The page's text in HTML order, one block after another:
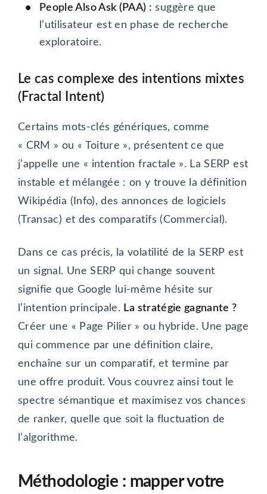
People Also Ask (PAA) : suggère que
l’utilisateur est en phase de recherche
exploratoire.
Le cas complexe des intentions mixtes
(Fractal Intent)
Certains mots-clés génériques, comme
« CRM » ou « Toiture », présentent ce que
j’appelle une « intention fractale ». La SERP est
instable et mélangée : on y trouve la définition
Wikipédia (Info), des annonces de logiciels
(Transac) et des comparatifs (Commercial).
Dans ce cas précis, la volatilité de la SERP est
un signal. Une SERP qui change souvent
signifie que Google lui-même hésite sur
l’intention principale. La stratégie gagnante ?
Créer une « Page Pilier » ou hybride. Une page
qui commence par une définition claire,
enchaîne sur un comparatif, et termine par
une offre produit. Vous couvrez ainsi tout le
spectre sémantique et maximisez vos chances
de ranker, quelle que soit la fluctuation de
l’algorithme.
Méthodologie : mapper votre